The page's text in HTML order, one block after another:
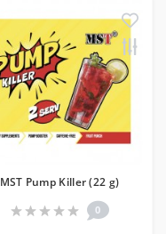
MST Pump Killer (22 g)
0